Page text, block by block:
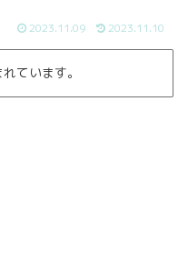
2023.11.09 2023.11.10
ています。